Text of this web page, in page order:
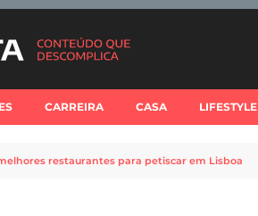
CARREIRA CASA LIFESTYLE
restaurantes para petiscar em Lisboa